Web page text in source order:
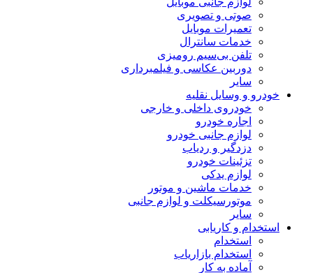
صوتی و تصویری
تعمیرات موبایل
خدمات سانترال
تلفن بی‌سیم رومیزی
دوربین عکاسی و فیلمبرداری
سایر
خودرو و وسایل نقلیه
خودروی داخلی و خارجی
اجاره خودرو
لوازم جانبی خودرو
دزدگیر و ردیاب
تزئینات خودرو
لوازم یدکی
خدمات ماشین و موتور
موتورسیکلت و لوازم جانبی
سایر
استخدام و کاریابی
استخدام
استخدام بازاریاب
آماده به کار